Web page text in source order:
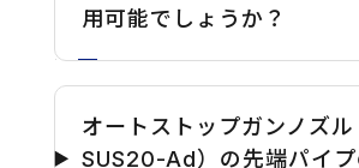
用可能でしょうか？
オートストップガンノズ
SUS20-Ad）の先端パイ